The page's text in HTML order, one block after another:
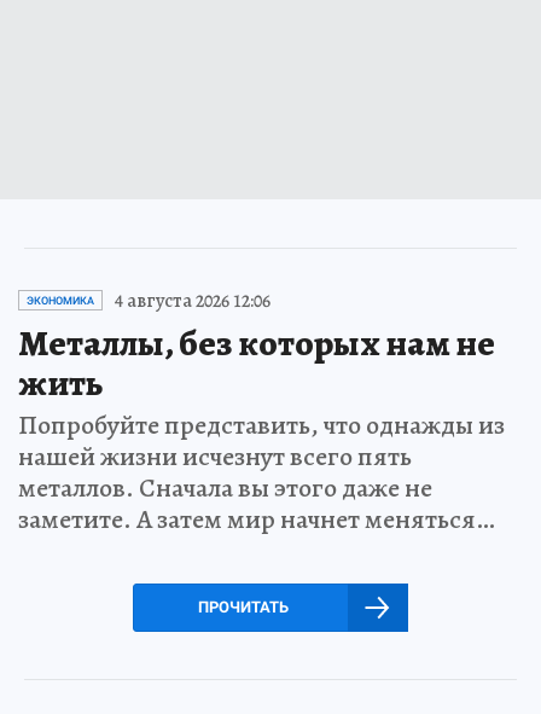
ЭКОНОМИКА 4 августа 2026 12:06
Металлы, без которых нам не
жить
Попробуйте представить, что однажды из
нашей жизни исчезнут всего пять
металлов. Сначала вы этого даже не
заметите. А затем мир начнет меняться…
ПРОЧИТАТЬ